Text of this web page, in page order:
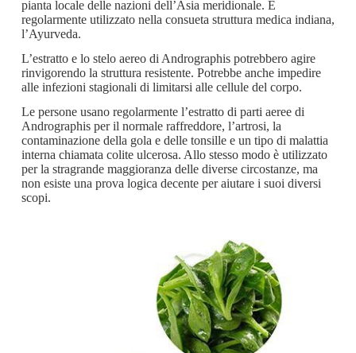
pianta locale delle nazioni dell’Asia meridionale. È
regolarmente utilizzato nella consueta struttura medica indiana,
l’Ayurveda.
L’estratto e lo stelo aereo di Andrographis potrebbero agire
rinvigorendo la struttura resistente. Potrebbe anche impedire
alle infezioni stagionali di limitarsi alle cellule del corpo.
Le persone usano regolarmente l’estratto di parti aeree di
Andrographis per il normale raffreddore, l’artrosi, la
contaminazione della gola e delle tonsille e un tipo di malattia
interna chiamata colite ulcerosa. Allo stesso modo è utilizzato
per la stragrande maggioranza delle diverse circostanze, ma
non esiste una prova logica decente per aiutare i suoi diversi
scopi.